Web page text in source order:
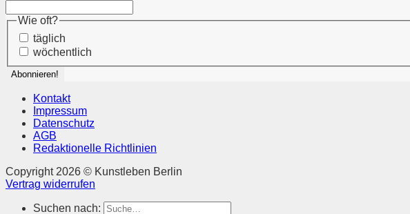
Wie oft?
täglich
wöchentlich
Kontakt
Impressum
Datenschutz
AGB
Redaktionelle Richtlinien
Copyright 2026 © Kunstleben Berlin
Vertrag widerrufen
Suchen nach: